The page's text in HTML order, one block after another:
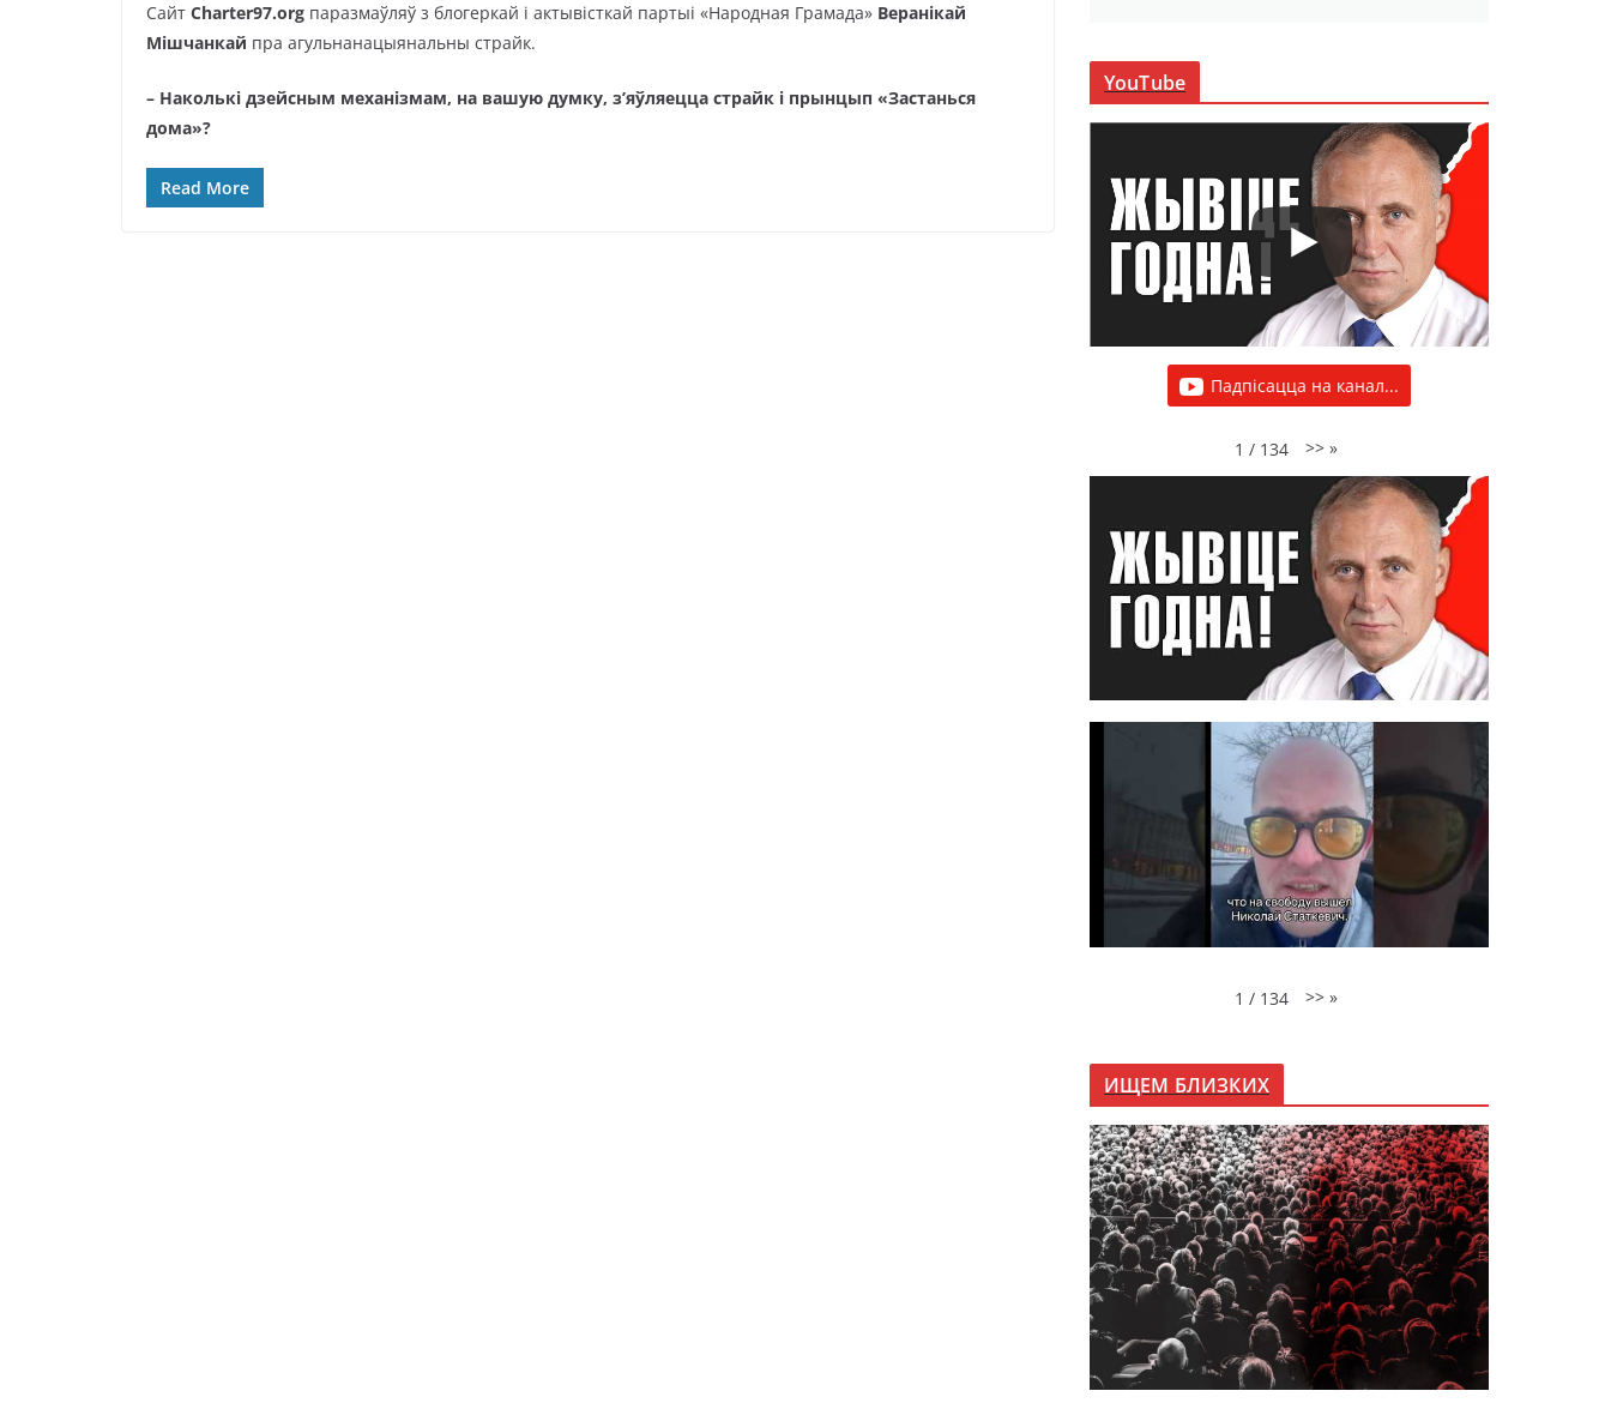
Сайт Charter97.org паразмаўляў з блогеркай і актывісткай партыі «Народная Грамада» Веранікай
Мішчанкай пра агульнанацыянальны страйк.
– Наколькі дзейсным механізмам, на вашую думку, з’яўляецца страйк і прынцып «Застанься
дома»?
Read More
YouTube
Падпісацца на канал...
1 / 134 >> »
1 / 134 >> »
ИЩЕМ БЛИЗКИХ